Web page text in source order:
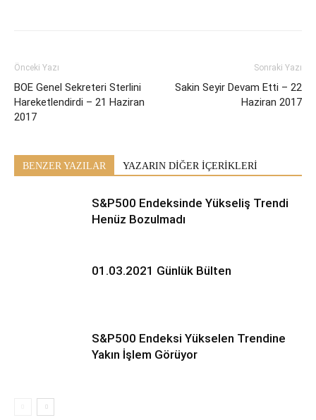
Önceki Yazı
BOE Genel Sekreteri Sterlini
Hareketlendirdi – 21 Haziran
2017
Sonraki Yazı
Sakin Seyir Devam Etti – 22
Haziran 2017
BENZER YAZILAR YAZARIN DİĞER İÇERİKLERİ
S&P500 Endeksinde Yükseliş Trendi
Henüz Bozulmadı
01.03.2021 Günlük Bülten
S&P500 Endeksi Yükselen Trendine
Yakın İşlem Görüyor